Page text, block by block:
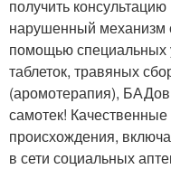
получить
нарушенный механизм
помощью специальных
таблеток, травяных
(аромотерапия),
самотек!
происхождения,
в сети социальных